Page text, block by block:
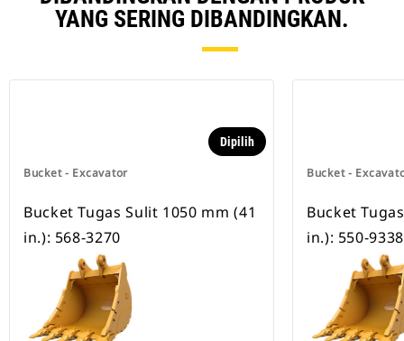
YANG SERING DIBANDINGKAN.
Bucket - Excavator
Dipilih
Bucket Tugas Sulit 1050 mm (41
in.): 568-3270
Bucket -
Bucket
in.): 550-9338